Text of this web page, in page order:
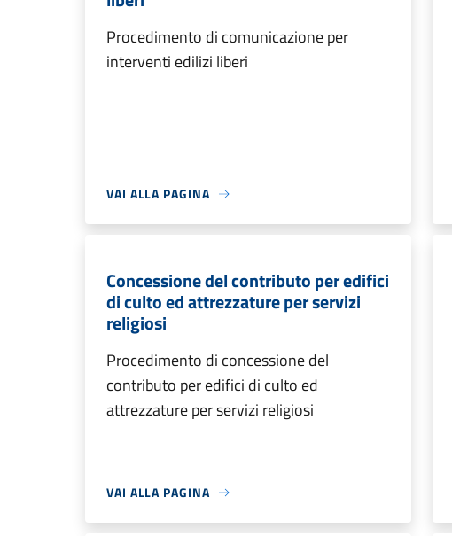
Procedimento di comunicazione per
interventi edilizi liberi
VAI ALLA PAGINA
Concessione del contributo per edifici
di culto ed attrezzature per servizi
religiosi
Procedimento di concessione del
contributo per edifici di culto ed
attrezzature per servizi religiosi
VAI ALLA PAGINA